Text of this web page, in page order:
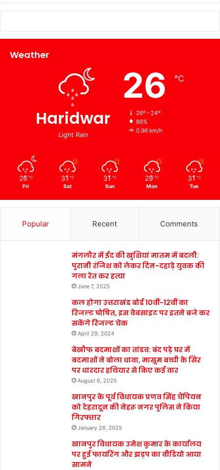
Weather
Haridwar
Light Rain
26 ℃
26º - 24º
86%
0.96 km/h
26 ℃
Fri
31 ℃
Sat
31 ℃
Sun
29 ℃
Mon
31 ℃
Tue
Popular Recent Comments
मंगलौर में ईद की खुशियां मातम में बदली:
पुरानी रंजिश को लेकर दिन-दहाड़े युवक की
गला रेत कर हत्या
June 7, 2025
कल होगा उत्तराखंड बोर्ड 10वीं-12वीं का
रिजल्ट घोषित, इस वेबसाइट पर इतने बजे कर
सकेंगे रिजल्ट चेक
April 29, 2024
बेखौफ बदमाशों का तांडव: बंद पड़े घर में
बदमाशों ने बोला धावा, मासूम बच्ची के सिर
पर धारदार हथियार से किए कई वार
August 6, 2025
खानपुर के पूर्व विधायक प्रणव सिंह चैंपियन
को देहरादून की नेहरू नगर पुलिस ने किया
गिरफ्तार
January 26, 2025
खानपुर विधायक उमेश कुमार के कार्यालय
पर हुई फायरिंग और झड़प का वीडियो आया
सामने